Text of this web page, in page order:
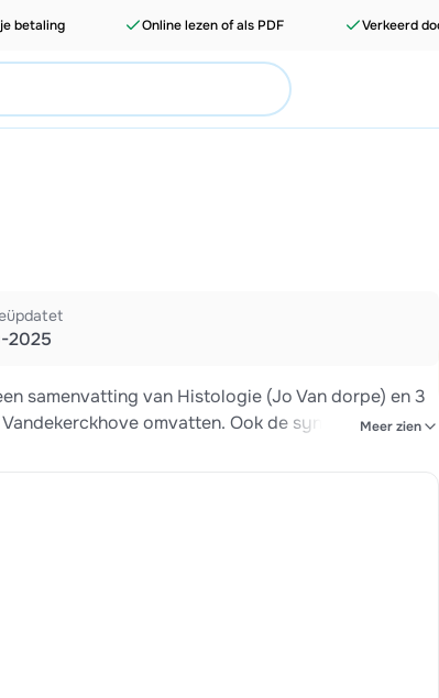
betaling Online lezen of als PDF Verkeerd
2025
samenvatting van Histologie (Jo Van dorpe) en 3
omvatten. Ook de syndromaleMeer zien